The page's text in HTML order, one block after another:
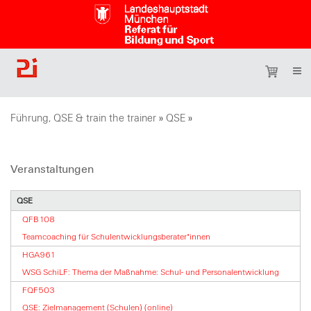
Führung, QSE & train the trainer » QSE »
Veranstaltungen
QSE
QFB108
Teamcoaching für Schulentwicklungsberater*innen
HGA961
WSG SchiLF: Thema der Maßnahme: Schul- und Personalentwicklung
FQF503
QSE: Zielmanagement (Schulen) (online)